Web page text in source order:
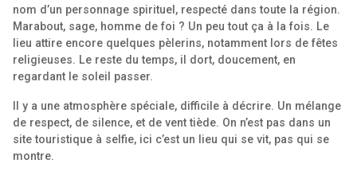
nom d’un personnage spirituel, respecté dans toute la région.
Marabout, sage, homme de foi ? Un peu tout ça à la fois. Le
lieu attire encore quelques pèlerins, notamment lors de fêtes
religieuses. Le reste du temps, il dort, doucement, en
regardant le soleil passer.
Il y a une atmosphère spéciale, difficile à décrire. Un mélange
de respect, de silence, et de vent tiède. On n’est pas dans un
site touristique à selfie, ici c’est un lieu qui se vit, pas qui se
montre.